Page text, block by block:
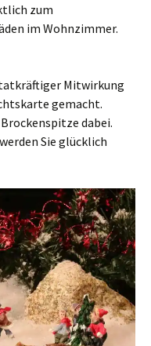
zum
im Wohnzimmer.
Mitwirkung
gemacht.
dabei.
Sie glücklich